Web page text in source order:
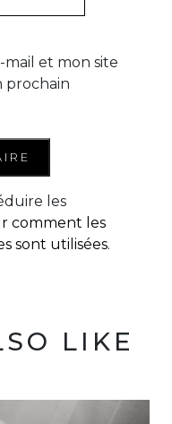
et mon site
prochain
les
comment les
sont utilisées.
LIKE